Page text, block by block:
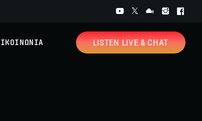
LISTEN LIVE & CHAT